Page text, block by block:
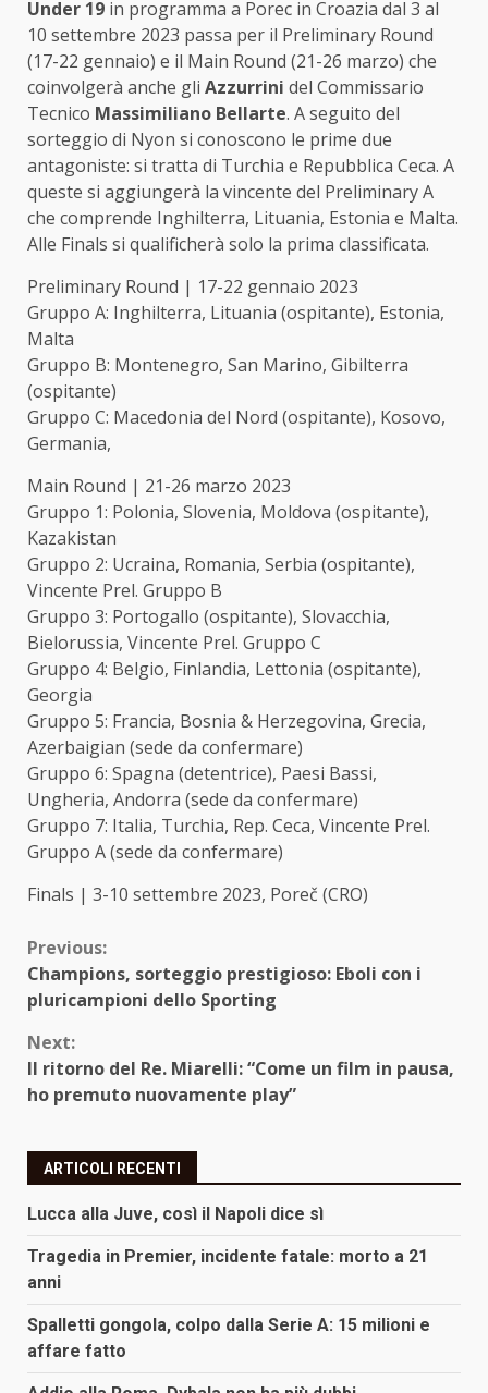
Under 19 in programma a Porec in Croazia dal 3 al
10 settembre 2023 passa per il Preliminary Round
(17-22 gennaio) e il Main Round (21-26 marzo) che
coinvolgerà anche gli Azzurrini del Commissario
Tecnico Massimiliano Bellarte. A seguito del
sorteggio di Nyon si conoscono le prime due
antagoniste: si tratta di Turchia e Repubblica Ceca. A
queste si aggiungerà la vincente del Preliminary A
che comprende Inghilterra, Lituania, Estonia e Malta.
Alle Finals si qualificherà solo la prima classificata.
Preliminary Round | 17-22 gennaio 2023
Gruppo A: Inghilterra, Lituania (ospitante), Estonia,
Malta
Gruppo B: Montenegro, San Marino, Gibilterra
(ospitante)
Gruppo C: Macedonia del Nord (ospitante), Kosovo,
Germania,
Main Round | 21-26 marzo 2023
Gruppo 1: Polonia, Slovenia, Moldova (ospitante),
Kazakistan
Gruppo 2: Ucraina, Romania, Serbia (ospitante),
Vincente Prel. Gruppo B
Gruppo 3: Portogallo (ospitante), Slovacchia,
Bielorussia, Vincente Prel. Gruppo C
Gruppo 4: Belgio, Finlandia, Lettonia (ospitante),
Georgia
Gruppo 5: Francia, Bosnia & Herzegovina, Grecia,
Azerbaigian (sede da confermare)
Gruppo 6: Spagna (detentrice), Paesi Bassi,
Ungheria, Andorra (sede da confermare)
Gruppo 7: Italia, Turchia, Rep. Ceca, Vincente Prel.
Gruppo A (sede da confermare)
Finals | 3-10 settembre 2023, Poreč (CRO)
Continue
Reading
Previous:
Champions, sorteggio prestigioso: Eboli con i
pluricampioni dello Sporting
Next:
Il ritorno del Re. Miarelli: “Come un film in pausa,
ho premuto nuovamente play”
ARTICOLI RECENTI
Lucca alla Juve, così il Napoli dice sì
Tragedia in Premier, incidente fatale: morto a 21
anni
Spalletti gongola, colpo dalla Serie A: 15 milioni e
affare fatto